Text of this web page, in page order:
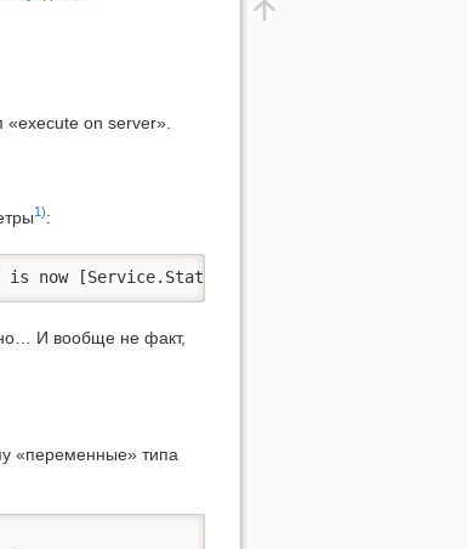
«execute on server».
1):
is now [Service.Status]"
И вообще не факт,
«переменные» типа